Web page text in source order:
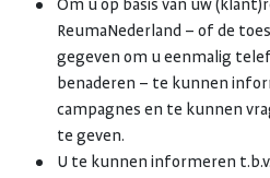
Om u op basis van uw
ReumaNederland – of de
gegeven om u eenmalig
benaderen – te kunnen
campagnes en te kunnen
te geven.
U te kunnen informeren